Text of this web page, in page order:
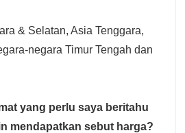
& Selatan, Asia Tenggara,
negara Timur Tengah dan
yang perlu saya beritahu
mendapatkan sebut harga?